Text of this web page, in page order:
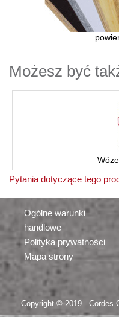
Możesz być
Pytania dotyczące tego
Ogólne warunki
handlowe
Polityka prywatności
Mapa strony
Copyright © 2019 - Cordes